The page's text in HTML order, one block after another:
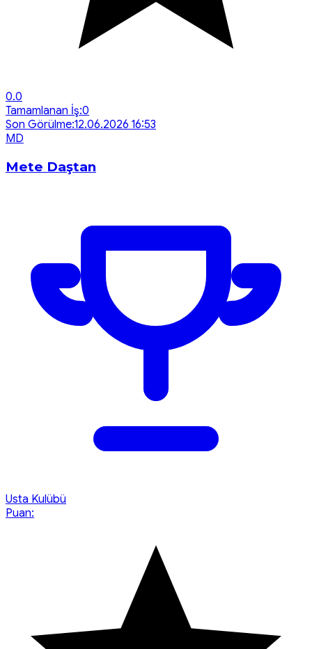
0.0
Tamamlanan İş:0
Son Görülme:12.06.2026 16:53
MD
Mete Daştan
Usta Kulübü
Puan: